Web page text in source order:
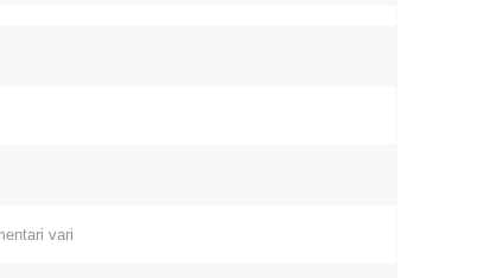
vari